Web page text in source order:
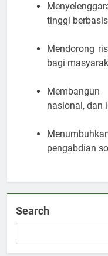
tinggi
Mendorong
bagi
nasional, dan
pengabdian
Search